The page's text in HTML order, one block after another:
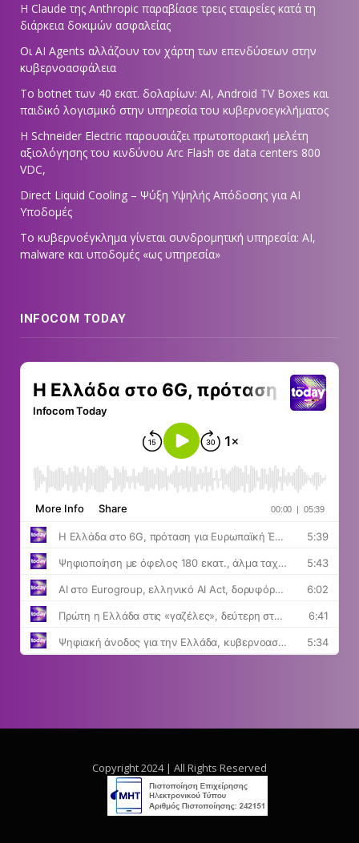
Η Claude της Anthropic παραβίασε τρεις εταιρείες κατά τη
διάρκεια δοκιμών ασφαλείας
Οι AI Agents αλλάζουν τον χάρτη των επενδύσεων στην
κυβερνοασφάλεια
Το botnet των 40 εκατ. δολαρίων: AI, Android TV Boxes και
παιδικό λογισμικό στην υπηρεσία του κυβερνοεγκλήματος
Η Schneider Electric παρουσιάζει πρωτοποριακή μελέτη
αξιολόγησης του κινδύνου Arc Flash σε data centers 800
VDC,
Direct Liquid Cooling – Ψύξη Υψηλής Απόδοσης για AI
Υποδομές
Το κυβερνοέγκλημα γίνεται συνδρομητική υπηρεσία: AI,
malware και υποδομές «ως υπηρεσία»
INFOCOM TODAY
Copyright 2024 | All Rights Reserved